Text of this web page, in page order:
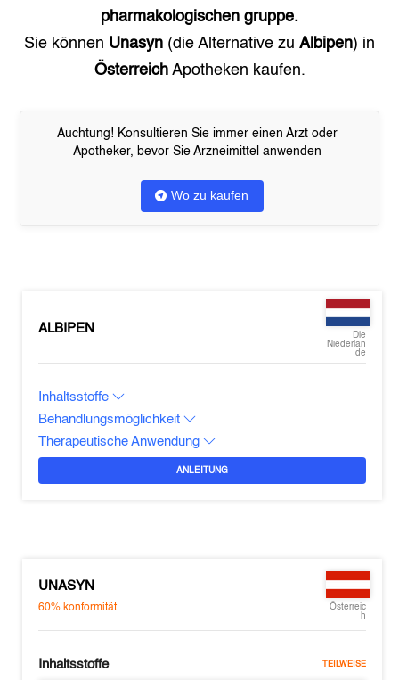
pharmakologischen gruppe.
Sie können Unasyn (die Alternative zu Albipen) in
ÖsterreichApotheken kaufen.
Auchtung! Konsultieren Sie immer einen Arzt oder
Apotheker, bevor Sie Arzneimittel anwenden
Wo zu kaufen
ALBIPEN
Die
Niederlan
de
Inhaltsstoffe
Behandlungsmöglichkeit
Therapeutische Anwendung
ANLEITUNG
UNASYN
60% konformität
Österreic
h
Inhaltsstoffe TEILWEISE